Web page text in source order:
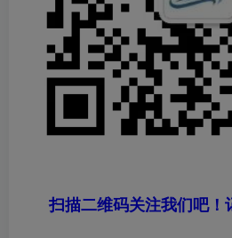
扫描二维码关注我们吧！